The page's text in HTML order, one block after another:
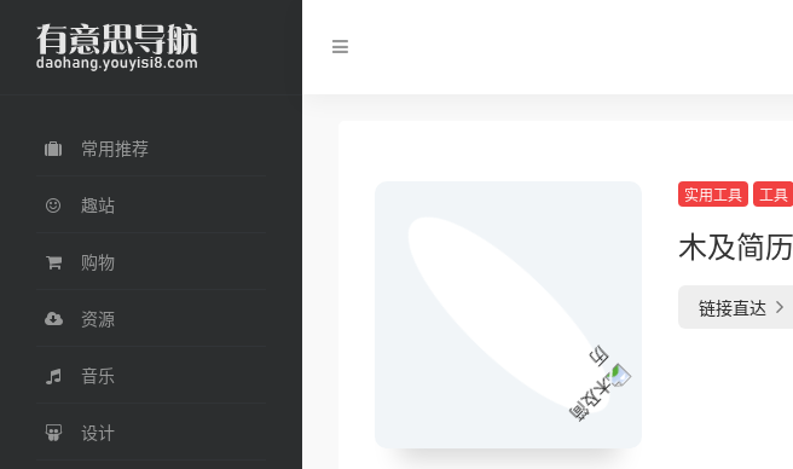
常用推荐
趣站
购物
资源
音乐
设计
实用工具 工具
木及简历
链接直达